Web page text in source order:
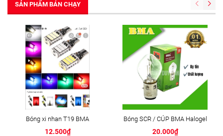
SẢN PHẨM BÁN CHẠY
Bóng xi nhan T19 BMA
12.500₫
Bóng SCR / CÚP BMA Halogel
20.000₫